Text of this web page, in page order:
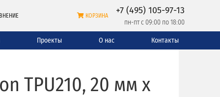
КОРЗИНА +7 (495) 105-97-13
пн-пт с 09:00 по 18:00
Проекты О нас Контакты
TPU210, 20 мм х